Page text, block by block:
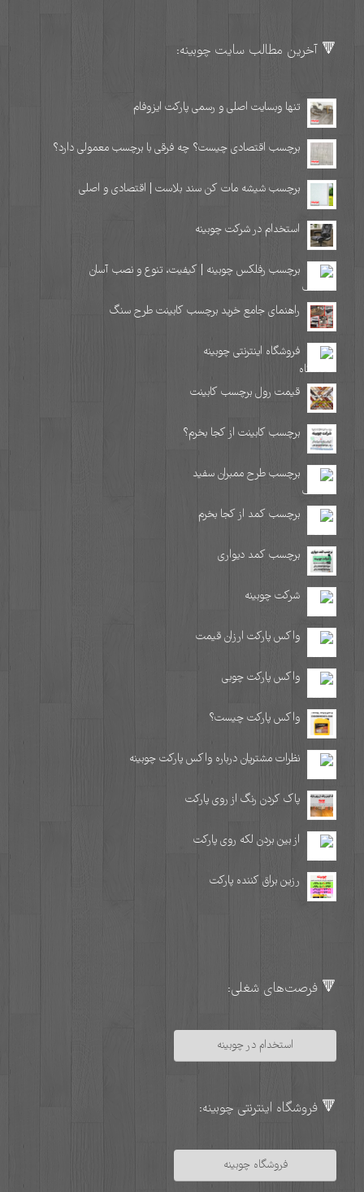
🔻 آخرین مطالب سایت چوبینه:
تنها وبسایت اصلی و رسمی پارکت ایزوفام
برچسب اقتصادی چیست؟ چه فرقی با برچسب معمولی دارد؟
برچسب شیشه مات کن سند بلاست | اقتصادی و اصلی
استخدام در شرکت چوبینه
برچسب رفلکس چوبینه | کیفیت، تنوع و نصب آسان
راهنمای جامع خرید برچسب کابینت طرح سنگ
فروشگاه اینترنتی چوبینه
قیمت رول برچسب کابینت
برچسب کابینت از کجا بخرم؟
برچسب طرح ممبران سفید
برچسب کمد از کجا بخرم
برچسب کمد دیواری
شرکت چوبینه
واکس پارکت ارزان قیمت
واکس پارکت چوبی
واکس پارکت چیست؟
نظرات مشتریان درباره واکس پارکت چوبینه
پاک کردن رنگ از روی پارکت
از بین بردن لکه روی پارکت
رزین براق کننده پارکت
🔻 فرصت‌های شغلی:
استخدام در چوبینه
🔻 فروشگاه اینترنتی چوبینه:
فروشگاه چوبینه